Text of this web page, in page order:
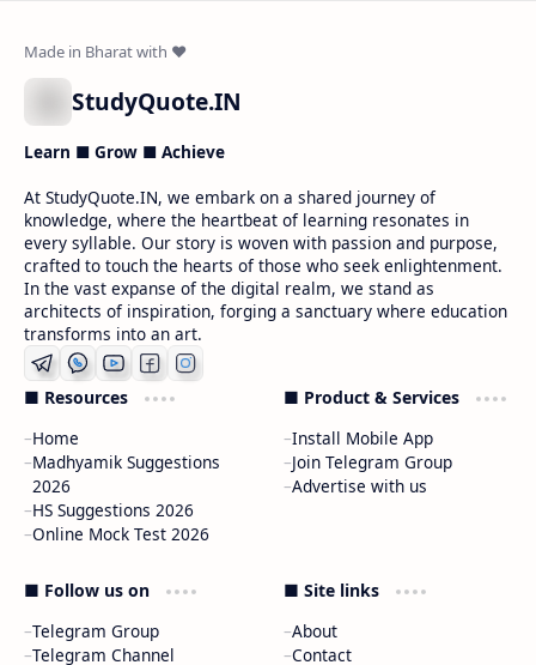
StudyQuote.IN
Learn ■ Grow ■ Achieve
At StudyQuote.IN, we embark on a shared journey of
knowledge, where the heartbeat of learning resonates in
every syllable. Our story is woven with passion and purpose,
crafted to touch the hearts of those who seek enlightenment.
In the vast expanse of the digital realm, we stand as
architects of inspiration, forging a sanctuary where education
transforms into an art.
■ Resources
Home
Madhyamik Suggestions
2026
HS Suggestions 2026
Online Mock Test 2026
■ Product & Services
Install Mobile App
Join Telegram Group
Advertise with us
■ Follow us on
Telegram Group
Telegram Channel
■ Site links
About
Contact